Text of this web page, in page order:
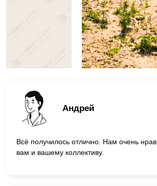
Андрей
Всё получилось отлично. Нам очень
вам и вашему коллективу.